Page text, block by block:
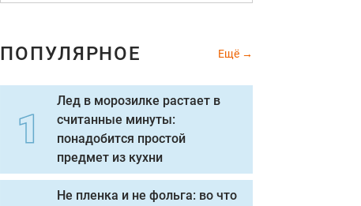
ПОПУЛЯРНОЕ Ещё
Лед в морозилке растает в
считанные минуты:
понадобится простой
предмет из кухни
Не пленка и не фольга: во что